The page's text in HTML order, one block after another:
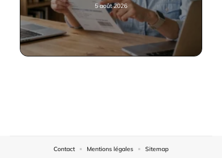
5 août 2026
Contact Mentions légales Sitemap